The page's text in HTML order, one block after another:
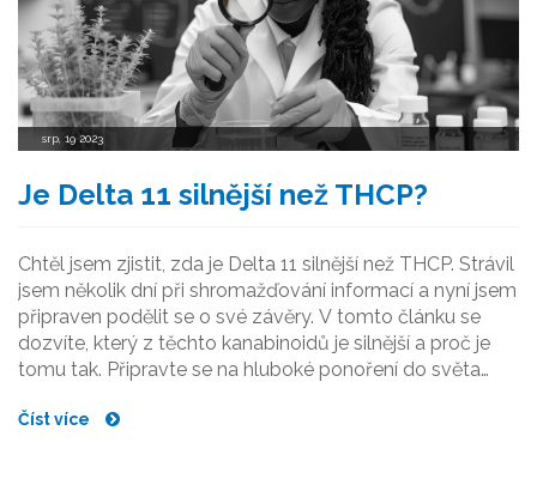
srp, 19 2023
Je Delta 11 silnější než THCP?
Chtěl jsem zjistit, zda je Delta 11 silnější než THCP. Strávil
jsem několik dní při shromažďování informací a nyní jsem
připraven podělit se o své závěry. V tomto článku se
dozvíte, který z těchto kanabinoidů je silnější a proč je
tomu tak. Připravte se na hluboké ponoření do světa
bádání přinese užitečné poznatky.
Číst více